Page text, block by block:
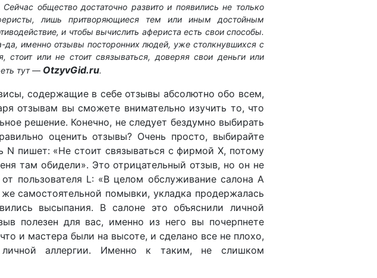
общество достаточно развито и появились не только
лишь притворяющиеся тем или иным достойным
и чтобы вычислить афериста есть свои способы.
да, именно отзывы посторонних людей, уже столкнувшихся с
или не стоит связываться, доверяя свои деньги или
тут — OtzyvGid.ru.
содержащие в себе отзывы абсолютно обо всем,
отзывам вы сможете внимательно изучить то, что
решение. Конечно, не следует бездумно выбирать
оценить отзывы? Очень просто, выбирайте
N пишет: «Не стоит связываться с фирмой X, потому
там обидели». Это отрицательный отзыв, но он не
пользователя L: «В целом обслуживание салона А
самостоятельной помывки, укладка продержалась
высыпания. В салоне это объяснили личной
полезен для вас, именно из него вы почерпнете
и мастера были на высоте, и сделано все не плохо,
личной аллергии. Именно к таким, не слишком